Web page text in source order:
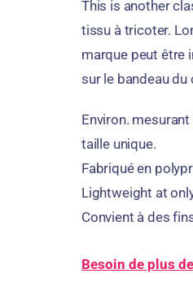
This is another
tissu à tricoter.
marque peut être
sur le bandeau du
Environ.
taille unique.
Fabriqué en
Lightweight at
Convient à des
Besoin de plus